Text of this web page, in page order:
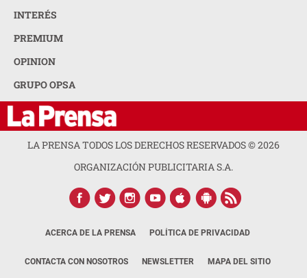
INTERÉS
PREMIUM
OPINION
GRUPO OPSA
LA PRENSA TODOS LOS DERECHOS RESERVADOS ©2026
ORGANIZACIÓN PUBLICITARIA S.A.
ACERCA DE LA PRENSA POLÍTICA DE PRIVACIDAD
CONTACTA CON NOSOTROS NEWSLETTER MAPA DEL SITIO